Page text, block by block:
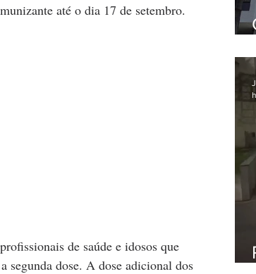
até o dia 17 de setembro.
de saúde e idosos que
segunda dose. A dose adicional dos